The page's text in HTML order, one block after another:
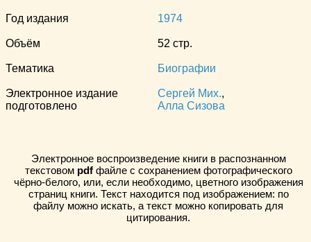
Год издания 1974
Объём 52 стр.
Тематика Биографии
Электронное издание
подготовлено
Сергей Мих.,
Алла Сизова
Электронное воспроизведение книги в распознанном
текстовом pdfфайле с сохранением фотографического
чёрно-белого, или, если необходимо, цветного изображения
страниц книги. Текст находится под изображением: по
файлу можно искать, а текст можно копировать для
цитирования.